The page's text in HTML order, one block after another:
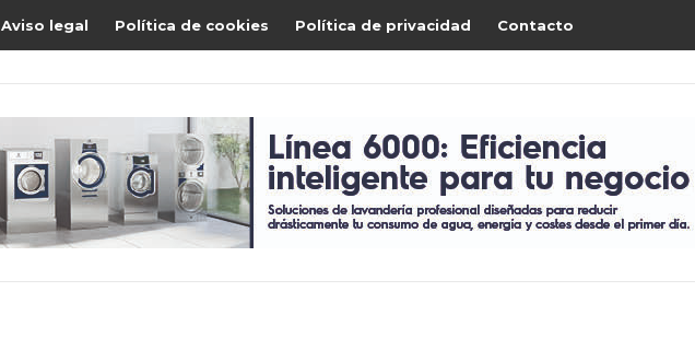
Aviso legal Política de cookies Política de privacidad Contacto